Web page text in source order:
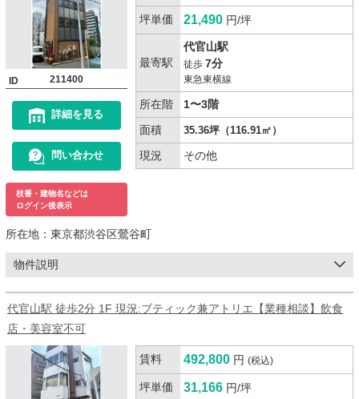
ID 211400
詳細を見る
問い合わせ
枝番・建物名などは
ログイン後表示
坪単価 21,490 円/坪
最寄駅
代官山駅
徒歩 7分
東急東横線
所在階
1〜3階
面積
35.36坪（116.91㎡）
現況 その他
所在地： 東京都渋谷区鶯谷町
物件説明
代官山駅 徒歩2分 1F 現況:ブティック兼アトリエ【業種相談】飲食
店・美容室不可
賃料 492,800 円 (税込)
坪単価 31,166 円/坪